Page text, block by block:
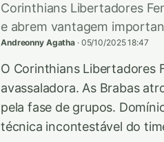
Corinthians Libertadores
e abrem vantagem
Andreonny Agatha · 05/10/2025 18:47
O Corinthians Libertadores
avassaladora. As Brabas
pela fase de grupos.
técnica incontestável do